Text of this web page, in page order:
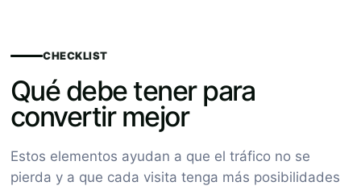
CHECKLIST
Qué debe tener para
convertir mejor
Estos elementos ayudan a que el tráfico no se
pierda y a que cada visita tenga más posibilidades